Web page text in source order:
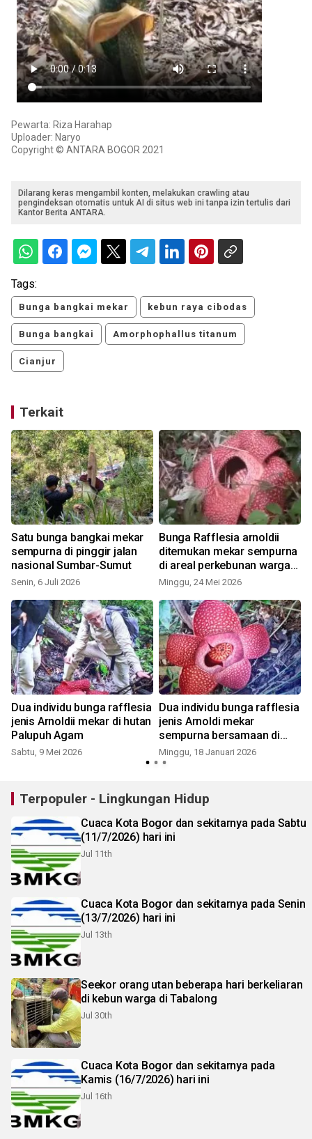
Pewarta: Riza Harahap
Uploader: Naryo
Copyright © ANTARA BOGOR 2021
Dilarang keras mengambil konten, melakukan crawling atau
pengindeksan otomatis untuk AI di situs web ini tanpa izin tertulis dari
Kantor Berita ANTARA.
Tags:
Bunga bangkai mekar kebun raya cibodas
Bunga bangkai Amorphophallus titanum
Cianjur
Terkait
Satu bunga bangkai mekar
sempurna di pinggir jalan
nasional Sumbar-Sumut
Senin, 6 Juli 2026
Bunga Rafflesia arnoldii
ditemukan mekar sempurna
di areal perkebunan warga
Rejang Lebong
Minggu, 24 Mei 2026
Dua individu bunga rafflesia
jenis Arnoldii mekar di hutan
Palupuh Agam
Sabtu, 9 Mei 2026
Dua individu bunga rafflesia
jenis Arnoldi mekar
sempurna bersamaan di
Agam
Minggu, 18 Januari 2026
Terpopuler - Lingkungan Hidup
Cuaca Kota Bogor dan sekitarnya pada Sabtu
(11/7/2026) hari ini
Jul 11th
Cuaca Kota Bogor dan sekitarnya pada Senin
(13/7/2026) hari ini
Jul 13th
Seekor orang utan beberapa hari berkeliaran
di kebun warga di Tabalong
Jul 30th
Cuaca Kota Bogor dan sekitarnya pada
Kamis (16/7/2026) hari ini
Jul 16th